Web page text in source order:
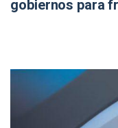
gobiernos para